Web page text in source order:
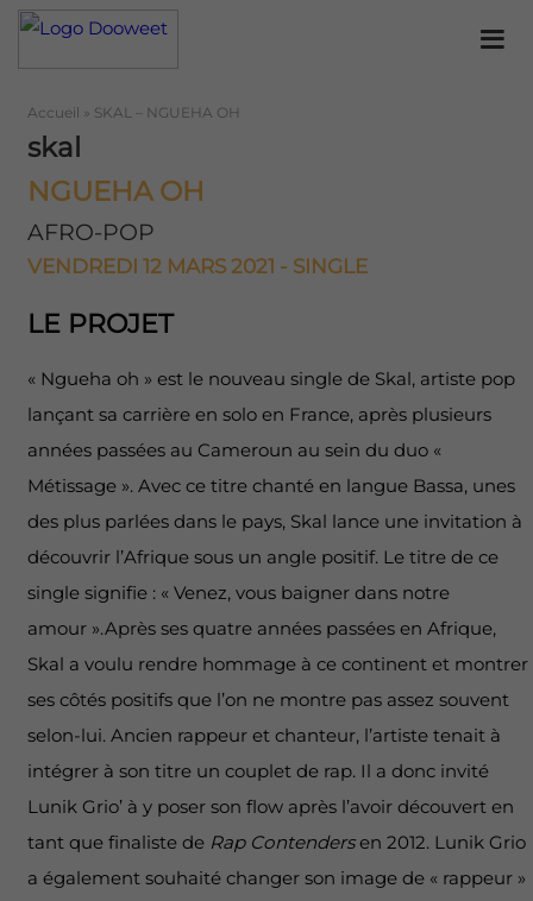
Accueil » SKAL – NGUEHA OH
skal
NGUEHA OH
AFRO-POP
VENDREDI 12 MARS 2021 - SINGLE
LE PROJET
« Ngueha oh » est le nouveau single de Skal, artiste pop
lançant sa carrière en solo en France, après plusieurs
années passées au Cameroun au sein du duo «
Métissage ». Avec ce titre chanté en langue Bassa, unes
des plus parlées dans le pays, Skal lance une invitation à
découvrir l’Afrique sous un angle positif. Le titre de ce
single signifie : « Venez, vous baigner dans notre
amour ».Après ses quatre années passées en Afrique,
Skal a voulu rendre hommage à ce continent et montrer
ses côtés positifs que l’on ne montre pas assez souvent
selon-lui. Ancien rappeur et chanteur, l’artiste tenait à
intégrer à son titre un couplet de rap. Il a donc invité
Lunik Grio’ à y poser son flow après l’avoir découvert en
tant que finaliste de Rap Contendersen 2012. Lunik Grio
a également souhaité changer son image de « rappeur »